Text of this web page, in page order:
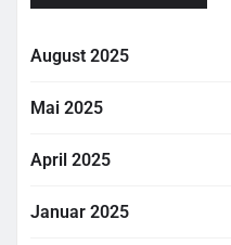
August 2025
Mai 2025
April 2025
Januar 2025